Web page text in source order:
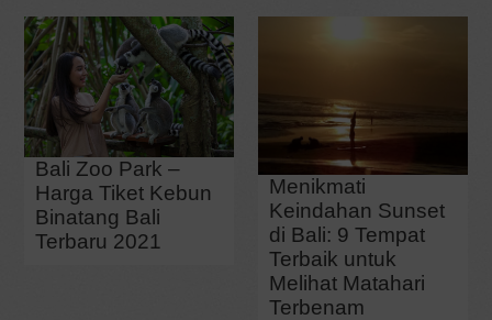
Bali Zoo Park –
Harga Tiket Kebun
Binatang Bali
Terbaru 2021
Menikmati
Keindahan Sunset
di Bali: 9 Tempat
Terbaik untuk
Melihat Matahari
Terbenam